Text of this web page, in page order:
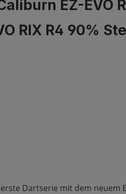
EZ-EVO
RIX R4 90%
Dartserie mit dem neuem